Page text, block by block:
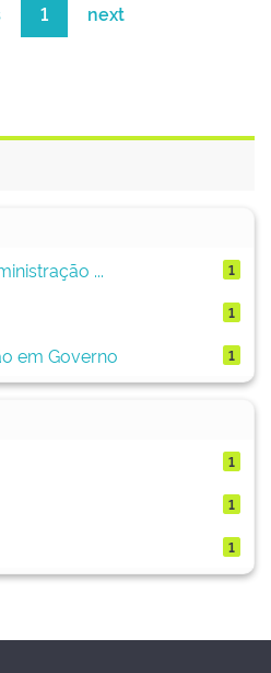
1 next
...
1
1
em Governo 1
1
1
1